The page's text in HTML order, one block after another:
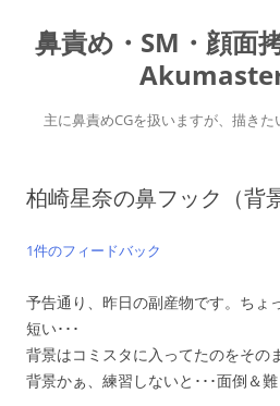
テ
ン
鼻責め・SM・顔面
主に鼻責めCGを扱いますが、描きた
柏崎星奈の鼻フック（背
1件のフィードバック
予告通り、昨日の副産物です。ちょ
短い･･･
背景はコミスタに入ってたのをその
背景かぁ、練習しないと･･･面倒＆